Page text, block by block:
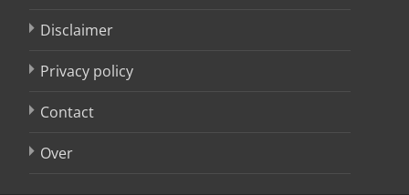
Disclaimer
Privacy policy
Contact
Over